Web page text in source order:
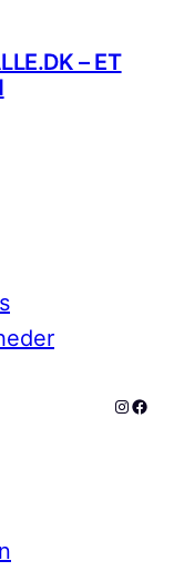
– ET